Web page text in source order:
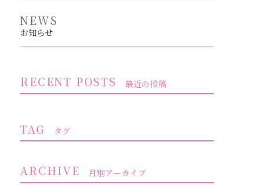
NEWS
お知らせ
RECENT POSTS 最近の投稿
TAG タグ
ARCHIVE 月別アーカイブ